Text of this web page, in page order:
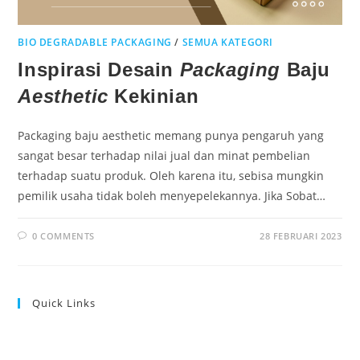
BIO DEGRADABLE PACKAGING / SEMUA KATEGORI
Inspirasi Desain Packaging Baju
Aesthetic Kekinian
Packaging baju aesthetic memang punya pengaruh yang
sangat besar terhadap nilai jual dan minat pembelian
terhadap suatu produk. Oleh karena itu, sebisa mungkin
pemilik usaha tidak boleh menyepelekannya. Jika Sobat…
0 COMMENTS 28 FEBRUARI 2023
Quick Links